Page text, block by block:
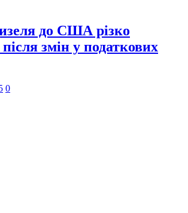
до США різко
змін у податкових
0